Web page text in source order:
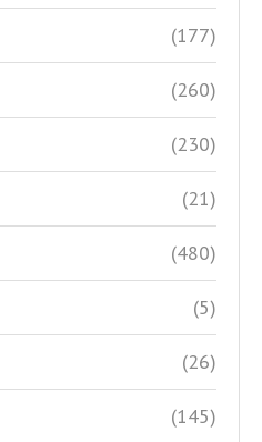
(177)
(260)
(230)
(21)
(480)
(5)
(26)
(145)